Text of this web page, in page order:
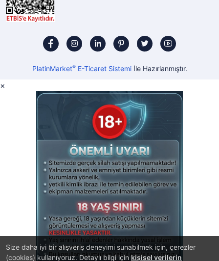
Size daha iyi bir alışveriş deneyimi sunabilmek için, çerezler
(cookies) kullanıyoruz. Detaylı bilgi için kişisel verilerin
PlatinMarket®E-Ticaret Sistemiİle Hazırlanmıştır.
×